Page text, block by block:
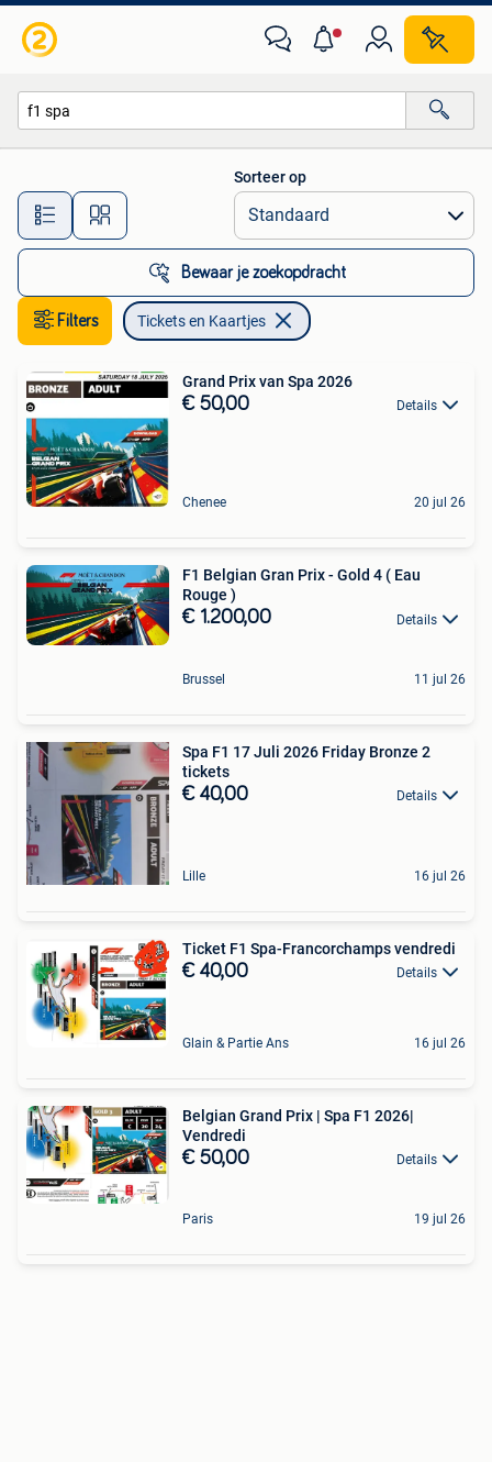
Alle afstanden…
Sorteer op
Bewaar je zoekopdracht
Filters Tickets en Kaartjes
Grand Prix van Spa 2026
€ 50,00 Details
Chenee 20 jul 26
F1 Belgian Gran Prix - Gold 4 ( Eau
Rouge )
€ 1.200,00 Details
Brussel 11 jul 26
Spa F1 17 Juli 2026 Friday Bronze 2
tickets
€ 40,00 Details
Lille 16 jul 26
Ticket F1 Spa-Francorchamps vendredi
€ 40,00 Details
Glain & Partie Ans 16 jul 26
Belgian Grand Prix | Spa F1 2026|
Vendredi
€ 50,00 Details
Paris 19 jul 26